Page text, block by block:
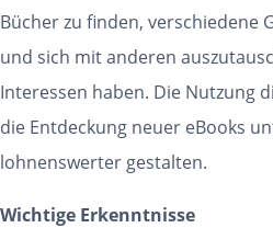
Bücher zu finden, verschiedene
und sich mit anderen
Interessen haben. Die Nutzung
die Entdeckung neuer eBooks
lohnenswerter gestalten.
Wichtige Erkenntnisse